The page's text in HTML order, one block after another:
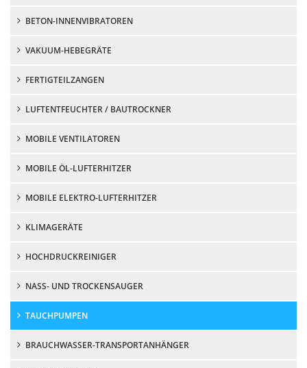
BETON-INNENVIBRATOREN
VAKUUM-HEBEGRÄTE
FERTIGTEILZANGEN
LUFTENTFEUCHTER / BAUTROCKNER
MOBILE VENTILATOREN
MOBILE ÖL-LUFTERHITZER
MOBILE ELEKTRO-LUFTERHITZER
KLIMAGERÄTE
HOCHDRUCKREINIGER
NASS- UND TROCKENSAUGER
TAUCHPUMPEN
BRAUCHWASSER-TRANSPORTANHÄNGER